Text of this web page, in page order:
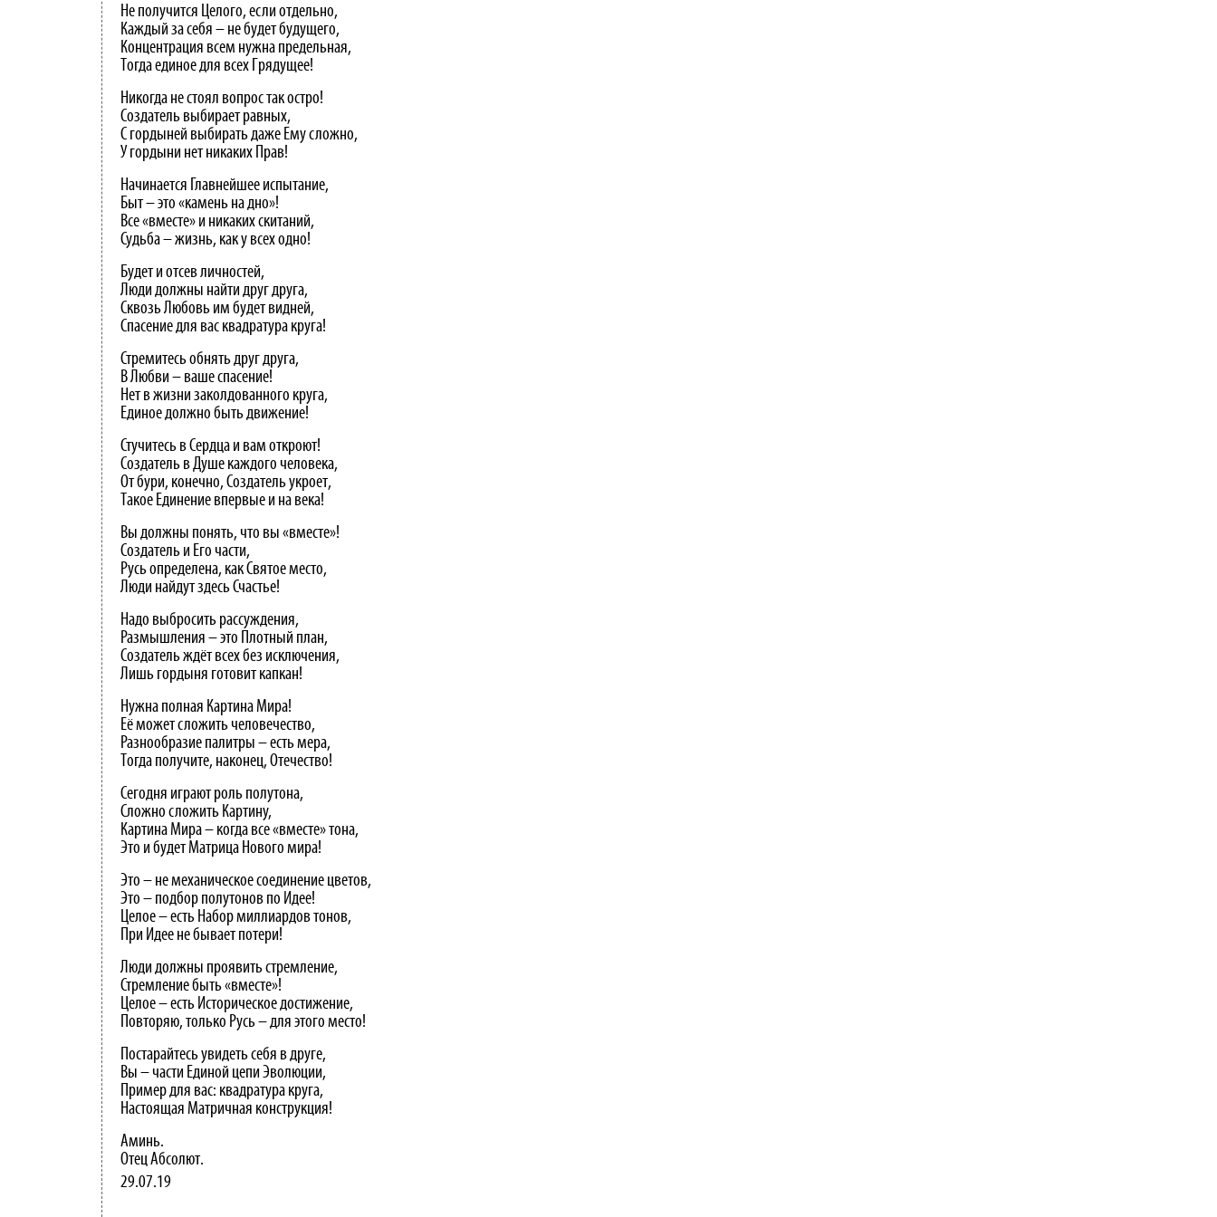
Не получится Целого, если отдельно,
Каждый за себя – не будет будущего,
Концентрация всем нужна предельная,
Тогда единое для всех Грядущее!
Никогда не стоял вопрос так остро!
Создатель выбирает равных,
С гордыней выбирать даже Ему сложно,
У гордыни нет никаких Прав!
Начинается Главнейшее испытание,
Быт – это «камень на дно»!
Все «вместе» и никаких скитаний,
Судьба – жизнь, как у всех одно!
Будет и отсев личностей,
Люди должны найти друг друга,
Сквозь Любовь им будет видней,
Спасение для вас квадратура круга!
Стремитесь обнять друг друга,
В Любви – ваше спасение!
Нет в жизни заколдованного круга,
Единое должно быть движение!
Стучитесь в Сердца и вам откроют!
Создатель в Душе каждого человека,
От бури, конечно, Создатель укроет,
Такое Единение впервые и на века!
Вы должны понять, что вы «вместе»!
Создатель и Его части,
Русь определена, как Святое место,
Люди найдут здесь Счастье!
Надо выбросить рассуждения,
Размышления – это Плотный план,
Создатель ждёт всех без исключения,
Лишь гордыня готовит капкан!
Нужна полная Картина Мира!
Её может сложить человечество,
Разнообразие палитры – есть мера,
Тогда получите, наконец, Отечество!
Сегодня играют роль полутона,
Сложно сложить Картину,
Картина Мира – когда все «вместе» тона,
Это и будет Матрица Нового мира!
Это – не механическое соединение цветов,
Это – подбор полутонов по Идее!
Целое – есть Набор миллиардов тонов,
При Идее не бывает потери!
Люди должны проявить стремление,
Стремление быть «вместе»!
Целое – есть Историческое достижение,
Повторяю, только Русь – для этого место!
Постарайтесь увидеть себя в друге,
Вы – части Единой цепи Эволюции,
Пример для вас: квадратура круга,
Настоящая Матричная конструкция!
Аминь.
Отец Абсолют.
29.07.19